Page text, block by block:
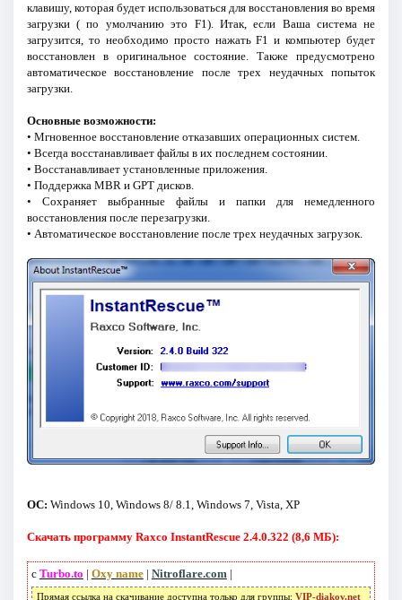
клавишу, которая будет использоваться для восстановления во время
загрузки ( по умолчанию это F1). Итак, если Ваша система не
загрузится, то необходимо просто нажать F1 и компьютер будет
восстановлен в оригинальное состояние. Также предусмотрено
автоматическое восстановление после трех неудачных попыток
загрузки.
Основные возможности:
• Мгновенное восстановление отказавших операционных систем.
• Всегда восстанавливает файлы в их последнем состоянии.
• Восстанавливает установленные приложения.
• Поддержка MBR и GPT дисков.
• Сохраняет выбранные файлы и папки для немедленного
восстановления после перезагрузки.
• Автоматическое восстановление после трех неудачных загрузок.
ОС: Windows 10, Windows 8/ 8.1, Windows 7, Vista, XP
Скачать программу Raxco InstantRescue 2.4.0.322 (8,6 МБ):
с Turbo.to | Oxy name| Nitroflare.com |
Прямая ссылка на скачивание доступна только для группы: VIP-diakov.net